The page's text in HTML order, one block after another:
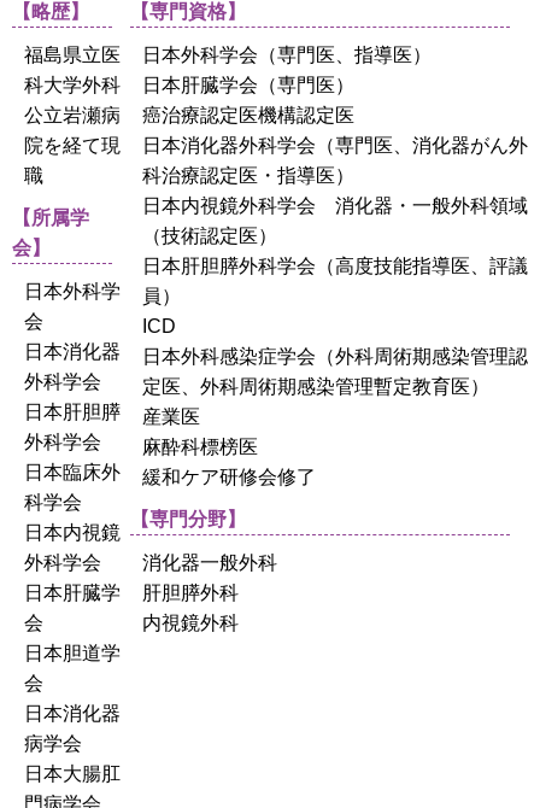
【略歴】
福島県立医
科大学外科
公立岩瀬病
院を経て現
職
【所属学
会】
日本外科学
会
日本消化器
外科学会
日本肝胆膵
外科学会
日本臨床外
科学会
日本内視鏡
外科学会
日本肝臓学
会
日本胆道学
会
日本消化器
病学会
日本大腸肛
門病学会
【専門資格】
日本外科学会（専門医、指導医）
日本肝臓学会（専門医）
癌治療認定医機構認定医
日本消化器外科学会（専門医、消化器がん外
科治療認定医・指導医）
日本内視鏡外科学会 消化器・一般外科領域
（技術認定医）
日本肝胆膵外科学会（高度技能指導医、評議
員）
ICD
日本外科感染症学会（外科周術期感染管理認
定医、外科周術期感染管理暫定教育医）
産業医
麻酔科標榜医
緩和ケア研修会修了
【専門分野】
消化器一般外科
肝胆膵外科
内視鏡外科